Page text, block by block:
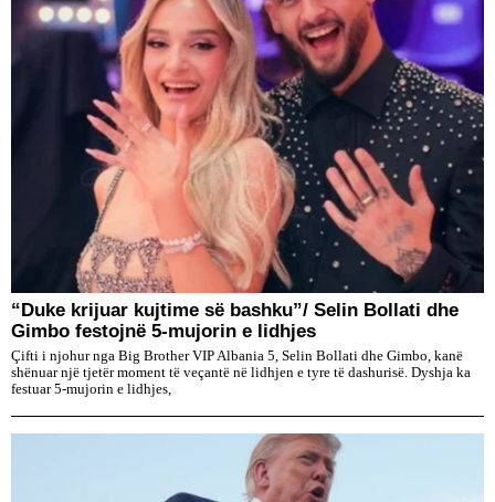
“Duke krijuar kujtime së bashku”/ Selin Bollati dhe
Gimbo festojnë 5-mujorin e lidhjes
Çifti i njohur nga Big Brother VIP Albania 5, Selin Bollati dhe Gimbo, kanë
shënuar një tjetër moment të veçantë në lidhjen e tyre të dashurisë. Dyshja ka
festuar 5-mujorin e lidhjes,